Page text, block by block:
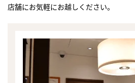
店舗にお気軽にお越しください。
まずは
かんたん30秒で